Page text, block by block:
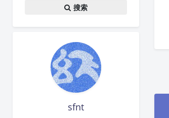
搜索
sfnt